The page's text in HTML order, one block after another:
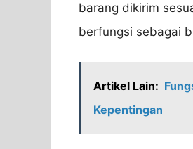
barang dikirim
berfungsi sebagai
Artikel Lain:
Kepentingan